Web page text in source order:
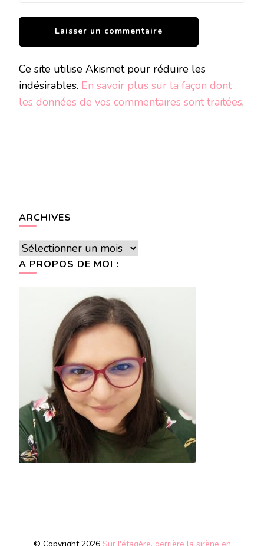
Ce site utilise Akismet pour réduire les
indésirables. En savoir plus sur la façon dont
les données de vos commentaires sont traitées.
ARCHIVES
Archives
A PROPOS DE MOI :